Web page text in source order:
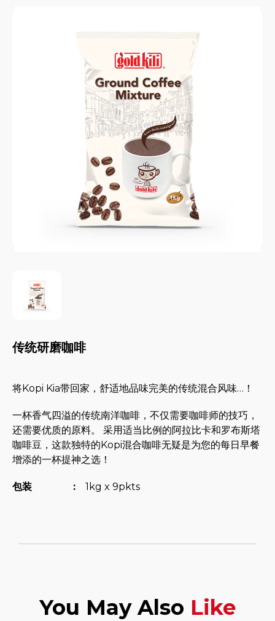
传统研磨咖啡
将Kopi Kia带回家，舒适地品味完美的传统混合风味…！
一杯香气四溢的传统南洋咖啡，不仅需要咖啡师的技巧，
还需要优质的原料。 采用适当比例的阿拉比卡和罗布斯塔
咖啡豆，这款独特的Kopi混合咖啡无疑是为您的每日早餐
增添的一杯提神之选！
包装 : 1kg x 9pkts
You May Also Like